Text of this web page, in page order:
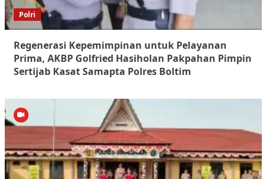
Polri
Regenerasi Kepemimpinan untuk Pelayanan
Prima, AKBP Golfried Hasiholan Pakpahan Pimpin
Sertijab Kasat Samapta Polres Boltim